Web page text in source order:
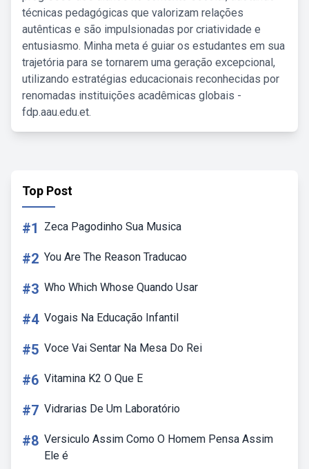
técnicas pedagógicas que valorizam relações
autênticas e são impulsionadas por criatividade e
entusiasmo. Minha meta é guiar os estudantes em sua
trajetória para se tornarem uma geração excepcional,
utilizando estratégias educacionais reconhecidas por
renomadas instituições acadêmicas globais -
fdp.aau.edu.et.
Top Post
#1 Zeca Pagodinho Sua Musica
#2 You Are The Reason Traducao
#3 Who Which Whose Quando Usar
#4 Vogais Na Educação Infantil
#5 Voce Vai Sentar Na Mesa Do Rei
#6 Vitamina K2 O Que E
#7 Vidrarias De Um Laboratório
#8 Versiculo Assim Como O Homem Pensa Assim
Ele é